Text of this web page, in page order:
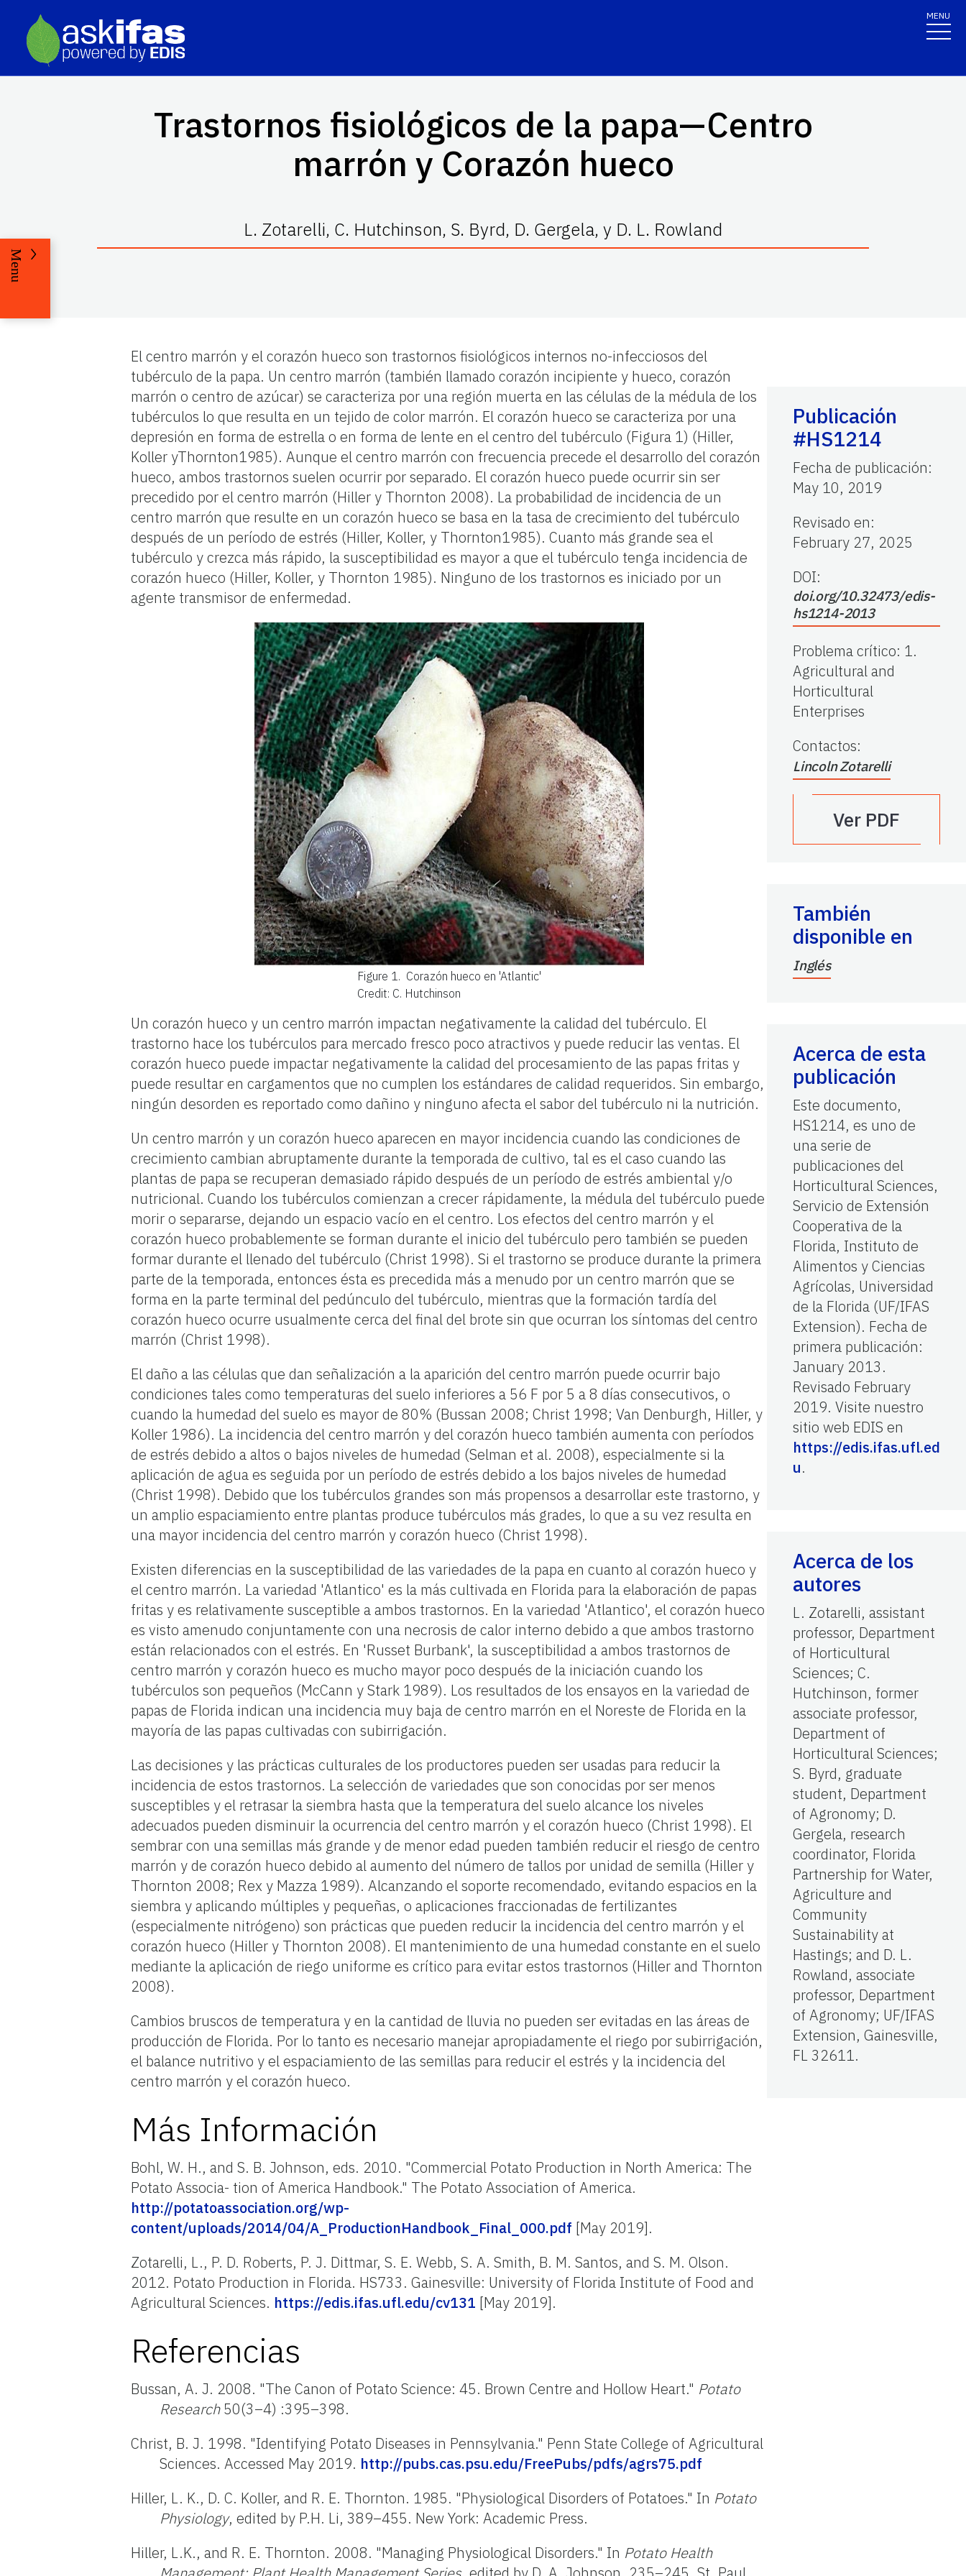
MENU
Trastornos fisiológicos de la papa—Centro
marrón y Corazón hueco
L. Zotarelli, C. Hutchinson, S. Byrd, D. Gergela, y D. L. Rowland
Menu
El centro marrón y el corazón hueco son trastornos fisiológicos internos no-infecciosos del
tubérculo de la papa. Un centro marrón (también llamado corazón incipiente y hueco, corazón
marrón o centro de azúcar) se caracteriza por una región muerta en las células de la médula de los
tubérculos lo que resulta en un tejido de color marrón. El corazón hueco se caracteriza por una
depresión en forma de estrella o en forma de lente en el centro del tubérculo (Figura 1) (Hiller,
Koller yThornton1985). Aunque el centro marrón con frecuencia precede el desarrollo del corazón
hueco, ambos trastornos suelen ocurrir por separado. El corazón hueco puede ocurrir sin ser
precedido por el centro marrón (Hiller y Thornton 2008). La probabilidad de incidencia de un
centro marrón que resulte en un corazón hueco se basa en la tasa de crecimiento del tubérculo
después de un período de estrés (Hiller, Koller, y Thornton1985). Cuanto más grande sea el
tubérculo y crezca más rápido, la susceptibilidad es mayor a que el tubérculo tenga incidencia de
corazón hueco (Hiller, Koller, y Thornton 1985). Ninguno de los trastornos es iniciado por un
agente transmisor de enfermedad.
Figure 1. Corazón hueco en 'Atlantic'
Credit: C. Hutchinson
Un corazón hueco y un centro marrón impactan negativamente la calidad del tubérculo. El
trastorno hace los tubérculos para mercado fresco poco atractivos y puede reducir las ventas. El
corazón hueco puede impactar negativamente la calidad del procesamiento de las papas fritas y
puede resultar en cargamentos que no cumplen los estándares de calidad requeridos. Sin embargo,
ningún desorden es reportado como dañino y ninguno afecta el sabor del tubérculo ni la nutrición.
Un centro marrón y un corazón hueco aparecen en mayor incidencia cuando las condiciones de
crecimiento cambian abruptamente durante la temporada de cultivo, tal es el caso cuando las
plantas de papa se recuperan demasiado rápido después de un período de estrés ambiental y/o
nutricional. Cuando los tubérculos comienzan a crecer rápidamente, la médula del tubérculo puede
morir o separarse, dejando un espacio vacío en el centro. Los efectos del centro marrón y el
corazón hueco probablemente se forman durante el inicio del tubérculo pero también se pueden
formar durante el llenado del tubérculo (Christ 1998). Si el trastorno se produce durante la primera
parte de la temporada, entonces ésta es precedida más a menudo por un centro marrón que se
forma en la parte terminal del pedúnculo del tubérculo, mientras que la formación tardía del
corazón hueco ocurre usualmente cerca del final del brote sin que ocurran los síntomas del centro
marrón (Christ 1998).
El daño a las células que dan señalización a la aparición del centro marrón puede ocurrir bajo
condiciones tales como temperaturas del suelo inferiores a 56 F por 5 a 8 días consecutivos, o
cuando la humedad del suelo es mayor de 80% (Bussan 2008; Christ 1998; Van Denburgh, Hiller, y
Koller 1986). La incidencia del centro marrón y del corazón hueco también aumenta con períodos
de estrés debido a altos o bajos niveles de humedad (Selman et al. 2008), especialmente si la
aplicación de agua es seguida por un período de estrés debido a los bajos niveles de humedad
(Christ 1998). Debido que los tubérculos grandes son más propensos a desarrollar este trastorno, y
un amplio espaciamiento entre plantas produce tubérculos más grades, lo que a su vez resulta en
una mayor incidencia del centro marrón y corazón hueco (Christ 1998).
Existen diferencias en la susceptibilidad de las variedades de la papa en cuanto al corazón hueco y
el centro marrón. La variedad 'Atlantico' es la más cultivada en Florida para la elaboración de papas
fritas y es relativamente susceptible a ambos trastornos. En la variedad 'Atlantico', el corazón hueco
es visto amenudo conjuntamente con una necrosis de calor interno debido a que ambos trastorno
están relacionados con el estrés. En 'Russet Burbank', la susceptibilidad a ambos trastornos de
centro marrón y corazón hueco es mucho mayor poco después de la iniciación cuando los
tubérculos son pequeños (McCann y Stark 1989). Los resultados de los ensayos en la variedad de
papas de Florida indican una incidencia muy baja de centro marrón en el Noreste de Florida en la
mayoría de las papas cultivadas con subirrigación.
Las decisiones y las prácticas culturales de los productores pueden ser usadas para reducir la
incidencia de estos trastornos. La selección de variedades que son conocidas por ser menos
susceptibles y el retrasar la siembra hasta que la temperatura del suelo alcance los niveles
adecuados pueden disminuir la ocurrencia del centro marrón y el corazón hueco (Christ 1998). El
sembrar con una semillas más grande y de menor edad pueden también reducir el riesgo de centro
marrón y de corazón hueco debido al aumento del número de tallos por unidad de semilla (Hiller y
Thornton 2008; Rex y Mazza 1989). Alcanzando el soporte recomendado, evitando espacios en la
siembra y aplicando múltiples y pequeñas, o aplicaciones fraccionadas de fertilizantes
(especialmente nitrógeno) son prácticas que pueden reducir la incidencia del centro marrón y el
corazón hueco (Hiller y Thornton 2008). El mantenimiento de una humedad constante en el suelo
mediante la aplicación de riego uniforme es crítico para evitar estos trastornos (Hiller and Thornton
2008).
Cambios bruscos de temperatura y en la cantidad de lluvia no pueden ser evitadas en las áreas de
producción de Florida. Por lo tanto es necesario manejar apropiadamente el riego por subirrigación,
el balance nutritivo y el espaciamiento de las semillas para reducir el estrés y la incidencia del
centro marrón y el corazón hueco.
Más Información
Bohl, W. H., and S. B. Johnson, eds. 2010. "Commercial Potato Production in North America: The
Potato Associa- tion of America Handbook." The Potato Association of America.
http://potatoassociation.org/wp-
content/uploads/2014/04/A_ProductionHandbook_Final_000.pdf [May 2019].
Zotarelli, L., P. D. Roberts, P. J. Dittmar, S. E. Webb, S. A. Smith, B. M. Santos, and S. M. Olson.
2012. Potato Production in Florida. HS733. Gainesville: University of Florida Institute of Food and
Agricultural Sciences. https://edis.ifas.ufl.edu/cv131 [May 2019].
Referencias
Bussan, A. J. 2008. "The Canon of Potato Science: 45. Brown Centre and Hollow Heart." Potato
Research50(3–4) :395–398.
Christ, B. J. 1998. "Identifying Potato Diseases in Pennsylvania." Penn State College of Agricultural
Sciences. Accessed May 2019. http://pubs.cas.psu.edu/FreePubs/pdfs/agrs75.pdf
Hiller, L. K., D. C. Koller, and R. E. Thornton. 1985. "Physiological Disorders of Potatoes." In Potato
Physiology, edited by P.H. Li, 389–455. New York: Academic Press.
Hiller, L.K., and R. E. Thornton. 2008. "Managing Physiological Disorders." In Potato Health
Publicación
#HS1214
Fecha de publicación:
May 10, 2019
Revisado en:
February 27, 2025
DOI:
doi.org/10.32473/edis-
hs1214-2013
Problema crítico: 1.
Agricultural and
Horticultural
Enterprises
Contactos:
Lincoln Zotarelli
Ver PDF
También
disponible en
Inglés
Acerca de esta
publicación
Este documento,
HS1214, es uno de
una serie de
publicaciones del
Horticultural Sciences,
Servicio de Extensión
Cooperativa de la
Florida, Instituto de
Alimentos y Ciencias
Agrícolas, Universidad
de la Florida (UF/IFAS
Extension). Fecha de
primera publicación:
January 2013.
Revisado February
2019. Visite nuestro
sitio web EDIS en
https://edis.ifas.ufl.ed
u.
Acerca de los
autores
L. Zotarelli, assistant
professor, Department
of Horticultural
Sciences; C.
Hutchinson, former
associate professor,
Department of
Horticultural Sciences;
S. Byrd, graduate
student, Department
of Agronomy; D.
Gergela, research
coordinator, Florida
Partnership for Water,
Agriculture and
Community
Sustainability at
Hastings; and D. L.
Rowland, associate
professor, Department
of Agronomy; UF/IFAS
Extension, Gainesville,
FL 32611.